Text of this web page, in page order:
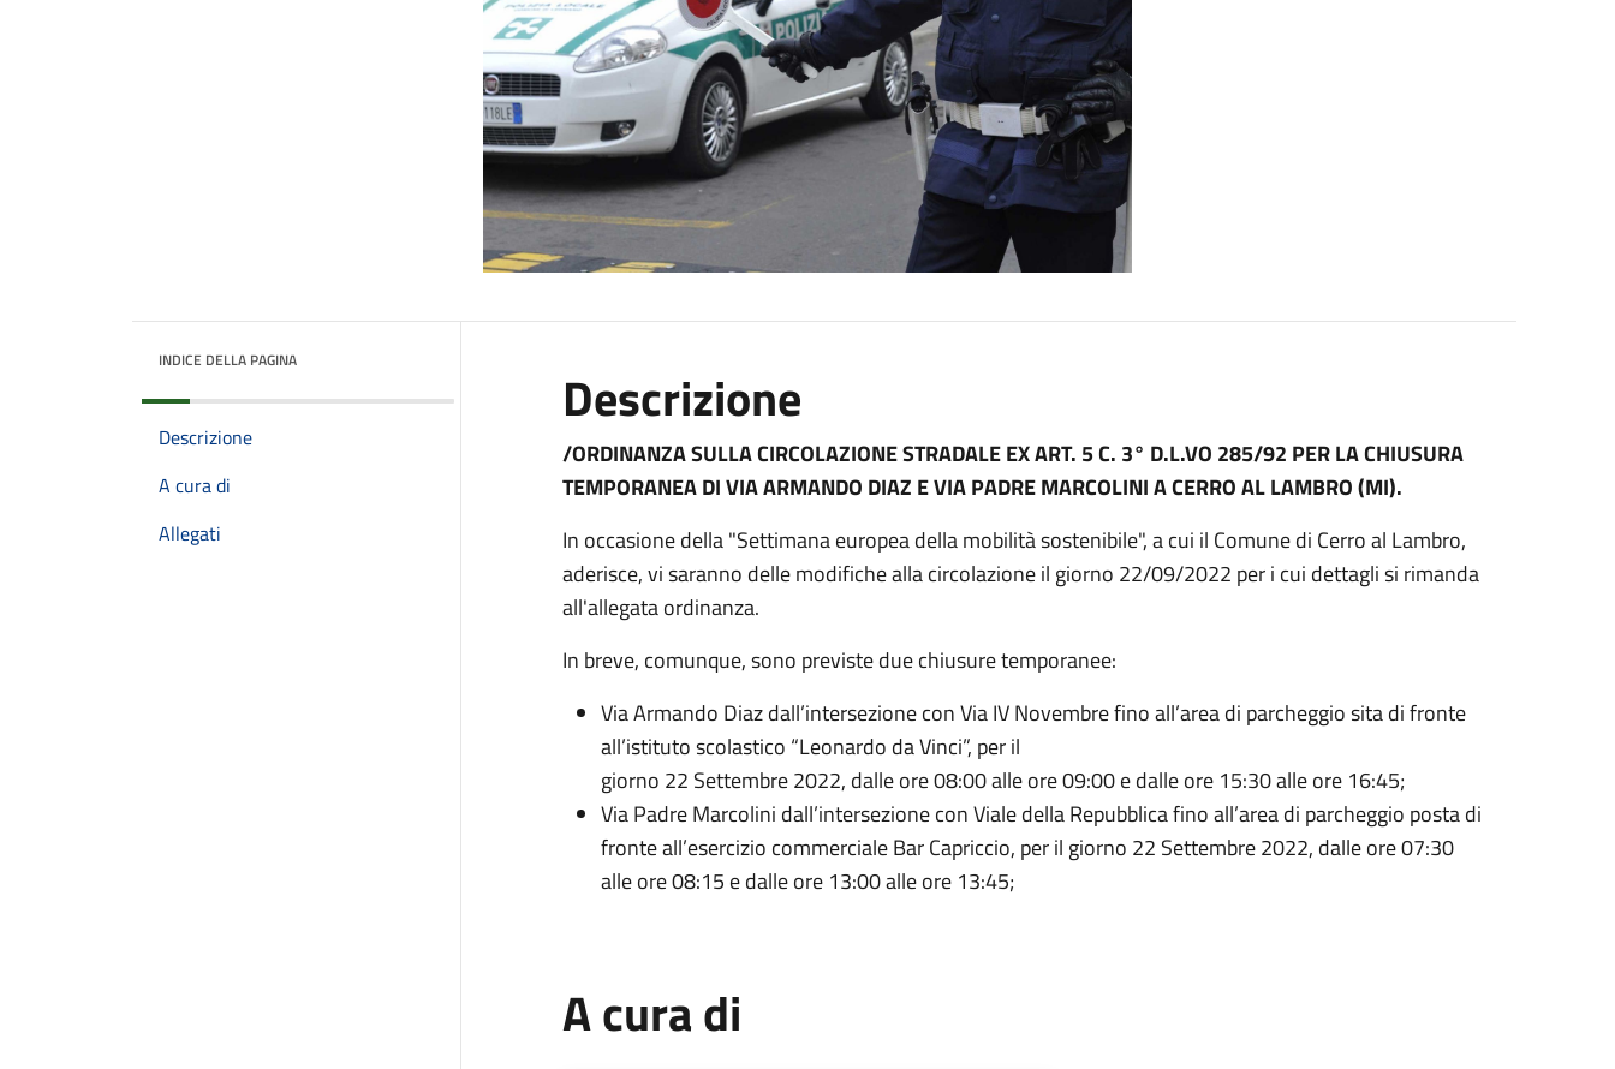
INDICE DELLA PAGINA
Descrizione
A cura di
Allegati
Descrizione
/ORDINANZA SULLA CIRCOLAZIONE STRADALE EX ART. 5 C. 3° D.L.VO 285/92 PER LA CHIUSURA
TEMPORANEA DI VIA ARMANDO DIAZ E VIA PADRE MARCOLINI A CERRO AL LAMBRO (MI).
In occasione della "Settimana europea della mobilità sostenibile", a cui il Comune di Cerro al Lambro,
aderisce, vi saranno delle modifiche alla circolazione il giorno 22/09/2022 per i cui dettagli si rimanda
all'allegata ordinanza.
In breve, comunque, sono previste due chiusure temporanee:
Via Armando Diaz dall’intersezione con Via IV Novembre fino all’area di parcheggio sita di fronte
all’istituto scolastico “Leonardo da Vinci”, per il
giorno 22 Settembre 2022, dalle ore 08:00 alle ore 09:00 e dalle ore 15:30 alle ore 16:45;
Via Padre Marcolini dall’intersezione con Viale della Repubblica fino all’area di parcheggio posta di
fronte all’esercizio commerciale Bar Capriccio, per il giorno 22 Settembre 2022, dalle ore 07:30
alle ore 08:15 e dalle ore 13:00 alle ore 13:45;
A cura di